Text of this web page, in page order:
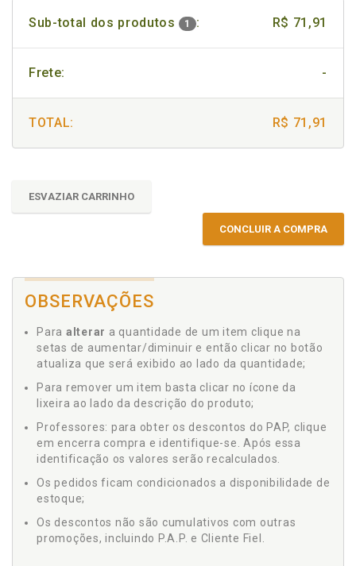
Sub-total dos produtos 1 : R$ 71,91
Frete: -
TOTAL: R$ 71,91
ESVAZIAR CARRINHO
CONCLUIR A COMPRA
OBSERVAÇÕES
Para alterar a quantidade de um item clique na
setas de aumentar/diminuir e então clicar no botão
atualiza que será exibido ao lado da quantidade;
Para remover um item basta clicar no ícone da
lixeira ao lado da descrição do produto;
Professores: para obter os descontos do PAP, clique
em encerra compra e identifique-se. Após essa
identificação os valores serão recalculados.
Os pedidos ficam condicionados a disponibilidade de
estoque;
Os descontos não são cumulativos com outras
promoções, incluindo P.A.P. e Cliente Fiel.